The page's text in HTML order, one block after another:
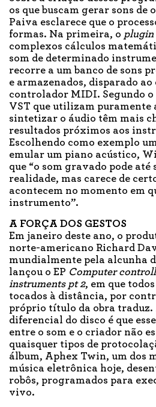
os que buscam gerar sons
Paiva esclarece que o
formas. Na primeira, o plugin
complexos cálculos
som de determinado
recorre a um banco de sons
e armazenados, disparado ao
controlador MIDI. Segundo
VST que utilizam puramente
sintetizar o áudio têm mais
resultados próximos aos
Escolhendo como exemplo
emular um piano acústico,
que “o som gravado pode até
realidade, mas carece de
acontecem no momento em
instrumento”.
A FORÇA DOS GESTOS
Em janeiro deste ano, o
norte-americano Richard
mundialmente pela alcunha
lançou o EP Computer
instruments pt 2, em que
tocados à distância, por
próprio título da obra traduz.
diferencial do disco é que
entre o som e o criador não
quaisquer tipos de
álbum, Aphex Twin, um dos
música eletrônica hoje,
robôs, programados para
vivo.